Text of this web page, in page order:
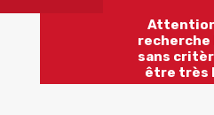
recherche
sans
être très